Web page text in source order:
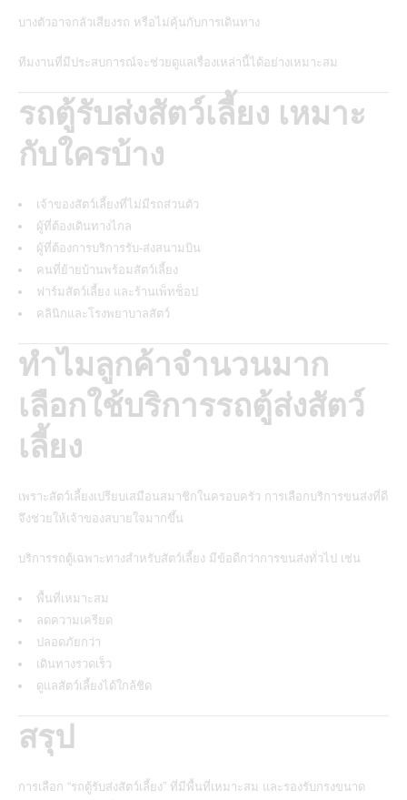
บางตัวอาจกลัวเสียงรถ หรือไม่คุ้นกับการเดินทาง
ทีมงานที่มีประสบการณ์จะช่วยดูแลเรื่องเหล่านี้ได้อย่างเหมาะสม
รถตู้รับส่งสัตว์เลี้ยง เหมาะ
กับใครบ้าง
เจ้าของสัตว์เลี้ยงที่ไม่มีรถส่วนตัว
ผู้ที่ต้องเดินทางไกล
ผู้ที่ต้องการบริการรับ-ส่งสนามบิน
คนที่ย้ายบ้านพร้อมสัตว์เลี้ยง
ฟาร์มสัตว์เลี้ยง และร้านเพ็ทช็อป
คลินิกและโรงพยาบาลสัตว์
ทำไมลูกค้าจำนวนมาก
เลือกใช้บริการรถตู้ส่งสัตว์
เลี้ยง
เพราะสัตว์เลี้ยงเปรียบเสมือนสมาชิกในครอบครัว การเลือกบริการขนส่งที่ดี
จึงช่วยให้เจ้าของสบายใจมากขึ้น
บริการรถตู้เฉพาะทางสำหรับสัตว์เลี้ยง มีข้อดีกว่าการขนส่งทั่วไป เช่น
พื้นที่เหมาะสม
ลดความเครียด
ปลอดภัยกว่า
เดินทางรวดเร็ว
ดูแลสัตว์เลี้ยงได้ใกล้ชิด
สรุป
การเลือก “รถตู้รับส่งสัตว์เลี้ยง” ที่มีพื้นที่เหมาะสม และรองรับกรงขนาด